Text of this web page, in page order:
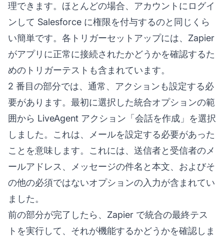
理できます。ほとんどの場合、アカウントにログイ
ンして Salesforce に権限を付与するのと同じくら
い簡単です。各トリガーセットアップには、Zapier
がアプリに正常に接続されたかどうかを確認するた
めのトリガーテストも含まれています。
2 番目の部分では、通常、アクションも設定する必
要があります。最初に選択した統合オプションの範
囲から LiveAgent アクション「会話を作成」を選択
しました。これは、メールを設定する必要があった
ことを意味します。これには、送信者と受信者のメ
ールアドレス、メッセージの件名と本文、およびそ
の他の必須ではないオプションの入力が含まれてい
ました。
前の部分が完了したら、Zapier で統合の最終テス
トを実行して、それが機能するかどうかを確認しま